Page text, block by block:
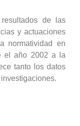
de las
y actuaciones
normatividad en
el año 2002 a la
tanto los datos